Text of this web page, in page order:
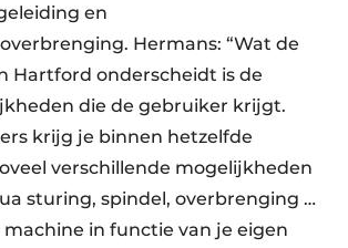
en
Hermans: “Wat de
Hartford onderscheidt is de
die de gebruiker krijgt.
krijg je binnen hetzelfde
verschillende mogelijkheden
sturing, spindel, overbrenging …
machine in functie van je eigen